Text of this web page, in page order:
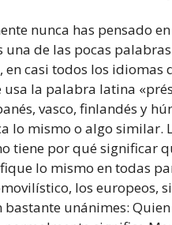
nunca has pensado
una de las pocas palabras
en casi todos los idiomas
usa la palabra latina
vasco, finlandés y
lo mismo o algo similar.
tiene por qué significar
lo mismo en todas
los europeos,
bastante unánimes: